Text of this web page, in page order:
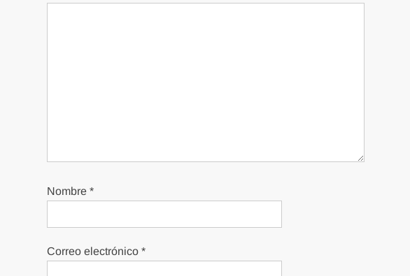
Nombre*
Correo electrónico*